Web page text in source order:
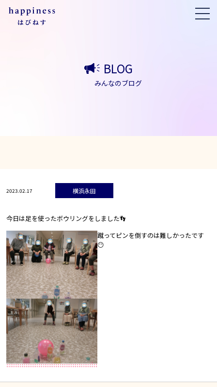
BLOG
みんなのブログ
2023.02.17 横浜永田
今日は足を使ったボウリングをしました👣
蹴ってピンを倒すのは難しかったです
😶